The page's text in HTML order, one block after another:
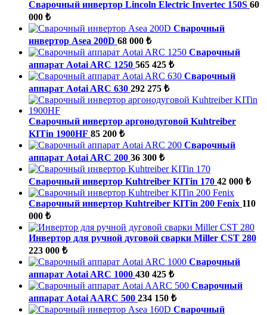
Сварочный инвертор Lincoln Electric Invertec 150S 60
000 ₺
Сварочный
инвертор Asea 200D 68 000 ₺
Сварочный
аппарат Aotai ARC 1250 565 425 ₺
Сварочный
аппарат Aotai ARC 630 292 275 ₺
Сварочный инвертор аргонодуговой Kuhtreiber
KITin 1900HF 85 200 ₺
Сварочный
аппарат Aotai ARC 200 36 300 ₺
Сварочный инвертор Kuhtreiber KITin 170 42 000 ₺
Сварочный инвертор Kuhtreiber KITin 200 Fenix 110
000 ₺
Инвертор для ручной дуговой сварки Miller CST 280
223 000 ₺
Сварочный
аппарат Aotai ARC 1000 430 425 ₺
Сварочный
аппарат Aotai AARC 500 234 150 ₺
Сварочный